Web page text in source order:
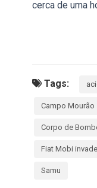
cerca de uma
Tags:
Campo Mourão
Corpo de
Fiat Mobi
Samu